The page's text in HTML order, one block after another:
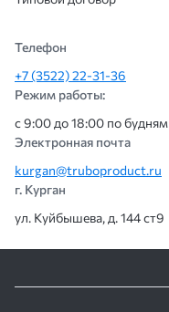
Телефон
+7 (3522) 22-31-36
Режим работы:
с 9:00 до 18:00 по будням
Электронная почта
kurgan@truboproduct.ru
г. Курган
ул. Куйбышева, д. 144 ст9